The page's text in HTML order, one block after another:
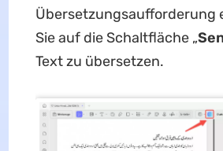
Übersetzungsaufforderung
Sie auf die Schaltfläche „
Text zu übersetzen.